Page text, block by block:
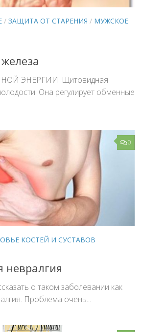
/ ЗАЩИТА ОТ СТАРЕНИЯ / МУЖСКОЕ
ЭНЕРГИИ. Щитовидная
Она регулирует обменные
0
КОСТЕЙ И СУСТАВОВ
невралгия
о таком заболевании как
Проблема очень...